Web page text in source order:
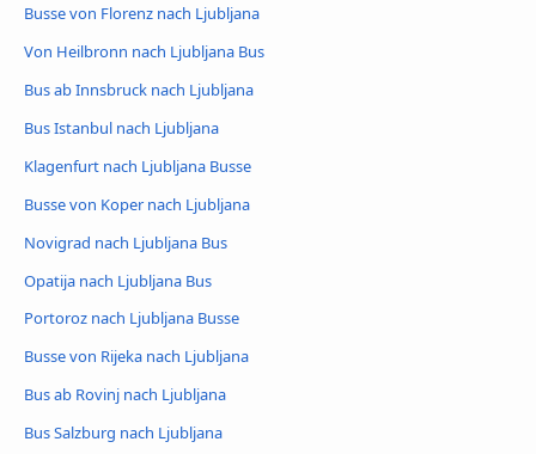
Busse von Florenz nach Ljubljana
Von Heilbronn nach Ljubljana Bus
Bus ab Innsbruck nach Ljubljana
Bus Istanbul nach Ljubljana
Klagenfurt nach Ljubljana Busse
Busse von Koper nach Ljubljana
Novigrad nach Ljubljana Bus
Opatija nach Ljubljana Bus
Portoroz nach Ljubljana Busse
Busse von Rijeka nach Ljubljana
Bus ab Rovinj nach Ljubljana
Bus Salzburg nach Ljubljana